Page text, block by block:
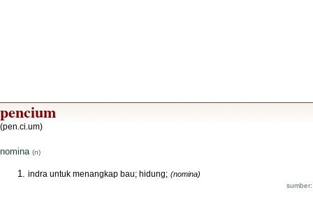
pencium
(pen.ci.um)
nomina (n)
indra untuk menangkap bau; hidung; (nomina)